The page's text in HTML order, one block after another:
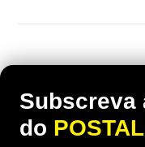
Quem tem menos de 15
esta pensão em
Subscreva
do POSTAL